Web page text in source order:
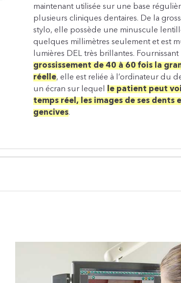
maintenant utilisée sur une base
plusieurs cliniques dentaires. De la
stylo, elle possède une minuscule
quelques millimètres seulement et est
lumières DEL très brillantes. Fournissant
grossissement de 40 à 60 fois la
réelle, elle est reliée à l’ordinateur du
un écran sur lequel le patient peut
temps réel, les images de ses dents
gencives.